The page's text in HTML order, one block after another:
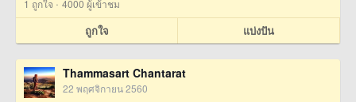
1 ถูกใจ · 4000 ผู้เข้าชม
ถูกใจ แบ่งปัน
Thammasart Chantarat
22 พฤศจิกายน 2560